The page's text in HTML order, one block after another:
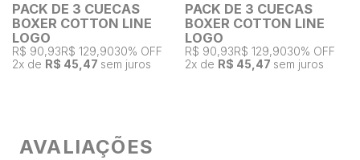
PACK DE 3 CUECAS
BOXER COTTON LINE
LOGO
R$ 90,93R$ 129,9030% OFF
2x de R$ 45,47 sem juros
PACK DE 3 CUECAS
BOXER COTTON LINE
LOGO
R$ 90,93R$ 129,9030% OFF
2x de R$ 45,47 sem juros
AVALIAÇÕES